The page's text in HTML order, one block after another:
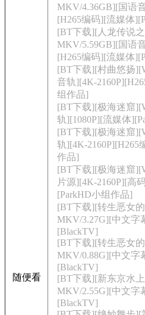
随便看
MKV/4.36GB][国语
[H265编码][流媒体
[BT下载][人龙传说
MKV/5.59GB][国语
[H265编码][流媒体
[BT下载][村曲悠扬
音轨][4K-
组作品]
[BT下载][极海迷窟
轨][1080P][流媒体
[BT下载][极海迷窟
轨][4K-2160P][H265
作品]
[BT下载][极海迷窟
片源][4K-2160P][高
[ParkHD小组作品]
[BT下载][转生恶女
MKV/3.27G][中文字
[BlackTV]
[BT下载][转生恶女
MKV/0.88G][中文字
[BlackTV]
[BT下载][新东京水
MKV/2.55G][中文字
[BlackTV]